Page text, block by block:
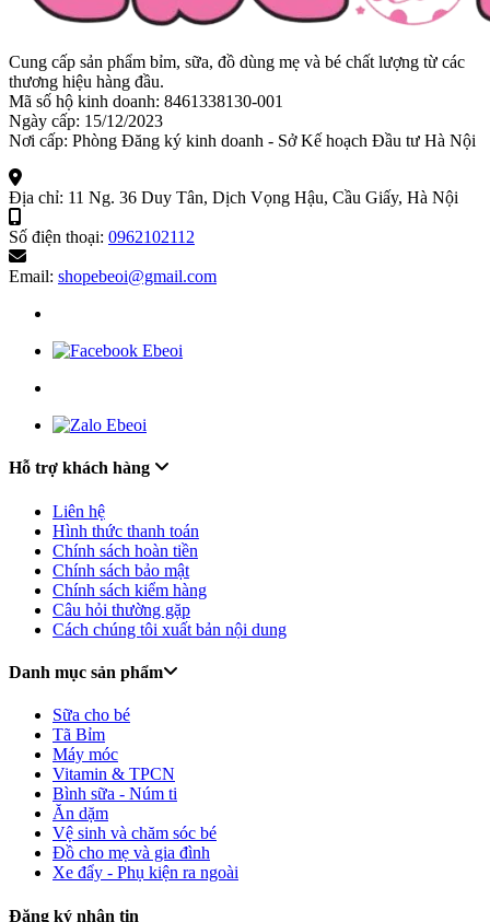
Cung cấp sản phẩm bỉm, sữa, đồ dùng mẹ và bé chất lượng từ các
thương hiệu hàng đầu.
Mã số hộ kinh doanh: 8461338130-001
Ngày cấp: 15/12/2023
Nơi cấp: Phòng Đăng ký kinh doanh - Sở Kế hoạch Đầu tư Hà Nội
Địa chỉ: 11 Ng. 36 Duy Tân, Dịch Vọng Hậu, Cầu Giấy, Hà Nội
Số điện thoại: 0962102112
Email: shopebeoi@gmail.com
Hỗ trợ khách hàng
Liên hệ
Hình thức thanh toán
Chính sách hoàn tiền
Chính sách bảo mật
Chính sách kiểm hàng
Câu hỏi thường gặp
Cách chúng tôi xuất bản nội dung
Danh mục sản phẩm
Sữa cho bé
Tã Bỉm
Máy móc
Vitamin & TPCN
Bình sữa - Núm ti
Ăn dặm
Vệ sinh và chăm sóc bé
Đồ cho mẹ và gia đình
Xe đẩy - Phụ kiện ra ngoài
Đăng ký nhận tin